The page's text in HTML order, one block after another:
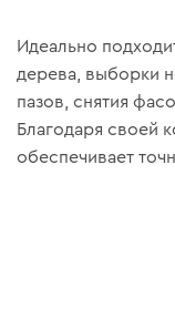
Идеально
дерева, выборки
пазов, снятия
Благодаря своей
обеспечивает